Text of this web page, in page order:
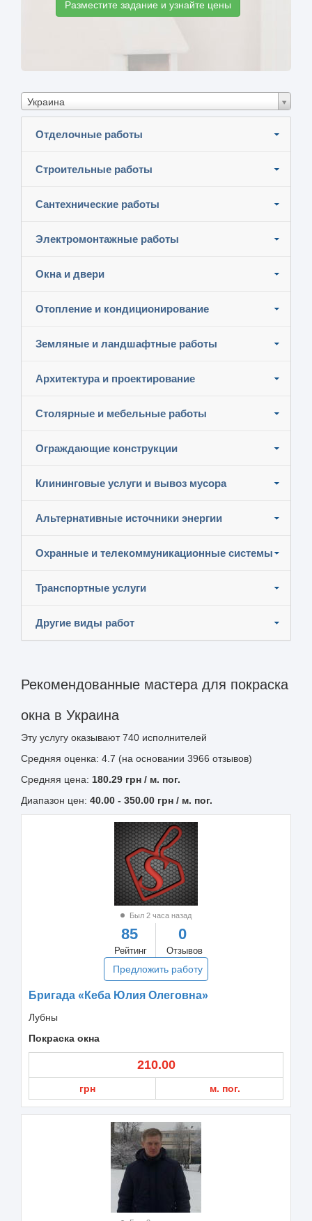
Разместите задание и узнайте цены
Украина
Отделочные работы
Строительные работы
Сантехнические работы
Электромонтажные работы
Окна и двери
Отопление и кондиционирование
Земляные и ландшафтные работы
Архитектура и проектирование
Столярные и мебельные работы
Ограждающие конструкции
Клининговые услуги и вывоз мусора
Альтернативные источники энергии
Охранные и телекоммуникационные системы
Транспортные услуги
Другие виды работ
Рекомендованные мастера для покраска
окна в Украина
Эту услугу оказывают740 исполнителей
Средняя оценка: 4.7 (на основании 3966 отзывов)
Средняя цена: 180.29 грн / м. пог.
Диапазон цен: 40.00 - 350.00 грн / м. пог.
Был 2 часа назад
85
Рейтинг
0
Отзывов
Предложить работу
Бригада «Кеба Юлия Олеговна»
Лубны
Покраска окна
210.00
грн м. пог.